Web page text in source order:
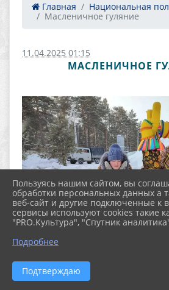
Главная
Национальная
Масленичное гуляние
11.04.2025 01:15
МАСЛЕНИЧНОЕ
Пользуясь нашим сайтом, вы
обработки персональных данных а
веб-сайт и другие подключенные к
сервисы используют cookies такие
"PRO.Культура", "Спутник
Подробнее
Подтверждаю